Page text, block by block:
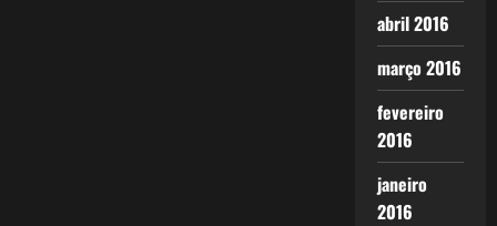
abril 2016
março 2016
fevereiro
2016
janeiro
2016